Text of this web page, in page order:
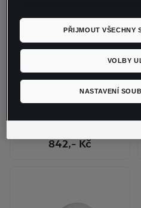
842,- Kč
PŘIJMOUT VŠECHNY
VOLBY
NASTAVENÍ